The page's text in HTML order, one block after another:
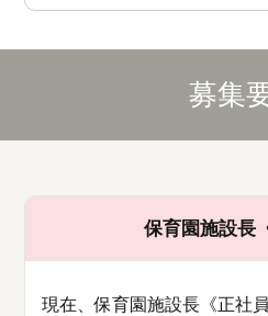
募集
保育園施設長
現在、保育園施設長《正社